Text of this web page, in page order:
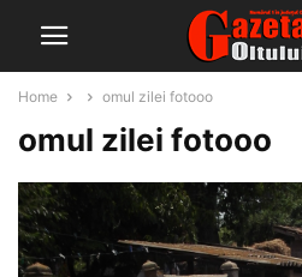
Home omul zilei fotooo
omul zilei fotooo